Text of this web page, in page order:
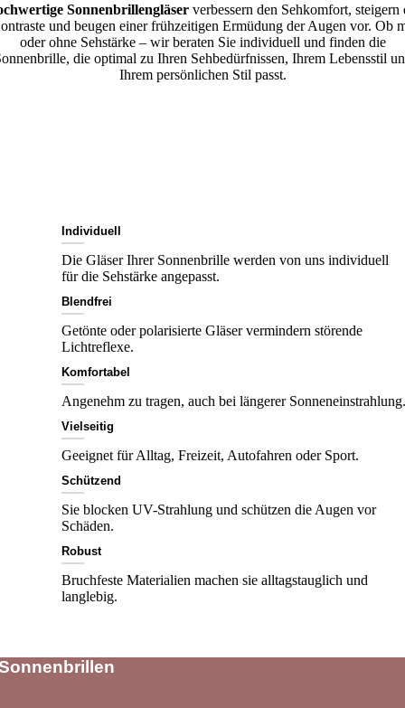
Sonnenbrillengläserverbessern den Sehkomfort, steigern
und beugen einer frühzeitigen Ermüdung der Augen vor. Ob
oder ohne Sehstärke – wir beraten Sie individuell und finden die
die optimal zu Ihren Sehbedürfnissen, Ihrem Lebensstil
Ihrem persönlichen Stil passt.
Individuell
Die Gläser Ihrer Sonnenbrille werden von uns individuell
für die Sehstärke angepasst.
Blendfrei
Getönte oder polarisierte Gläser vermindern störende
Lichtreflexe.
Komfortabel
Angenehm zu tragen, auch bei längerer Sonneneinstrahlung.
Vielseitig
Geeignet für Alltag, Freizeit, Autofahren oder Sport.
Schützend
Sie blocken UV-Strahlung und schützen die Augen vor
Schäden.
Robust
Bruchfeste Materialien machen sie alltagstauglich und
langlebig.